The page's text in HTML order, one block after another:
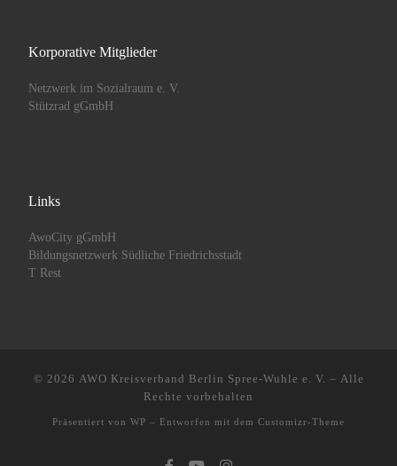
Korporative Mitglieder
Netzwerk im Sozialraum e. V.
Stützrad gGmbH
Links
AwoCity gGmbH
Bildungsnetzwerk Südliche Friedrichsstadt
T Rest
© 2026 AWO Kreisverband Berlin Spree-Wuhle e. V. – Alle
Rechte vorbehalten
Präsentiert von WP – Entworfen mit dem Customizr-Theme